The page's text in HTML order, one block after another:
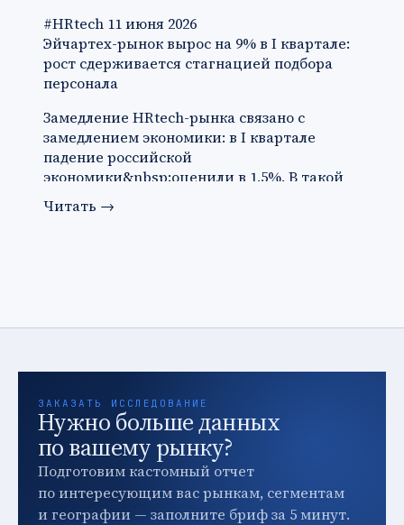
#HRtech 11 июня 2026
Эйчартех-рынок вырос на 9% в I квартале:
рост сдерживается стагнацией подбора
персонала
Замедление HRtech-рынка связано с
замедлением экономики: в I квартале
падение российской
экономики&nbsp;оценили в 1,5%. В такой
ситуации ко…
Читать →
ЗАКАЗАТЬ ИССЛЕДОВАНИЕ
Нужно больше данных
по вашему рынку?
Подготовим кастомный отчет
по интересующим вас рынкам, сегментам
и географии — заполните бриф за 5 минут.